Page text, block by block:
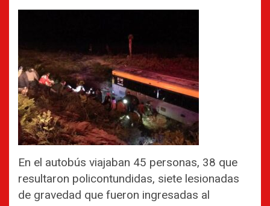
En el autobús viajaban 45 personas, 38 que
resultaron policontundidas, siete lesionadas
de gravedad que fueron ingresadas al